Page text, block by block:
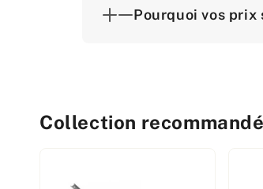
Pourquoi vos
Collection